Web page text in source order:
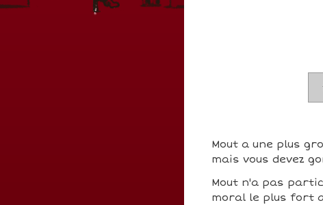
Mout a une plus
mais vous devez
Mout n'a pas
moral le plus fort